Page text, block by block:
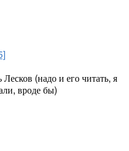
(надо и его читать, я
вроде бы)